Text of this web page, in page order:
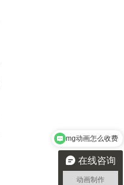
在线咨询
动画制作
mg动画怎么收费